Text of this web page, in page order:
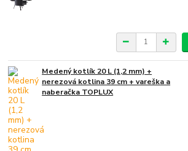
Medený kotlík 20 L (1,2 mm) +
nerezová kotlina 39 cm + vareška a
naberačka TOPLUX